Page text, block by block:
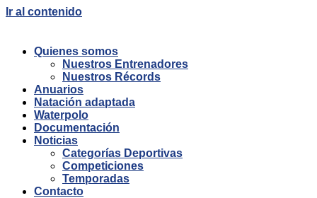
Ir al contenido
Quienes somos
Nuestros Entrenadores
Nuestros Récords
Anuarios
Natación adaptada
Waterpolo
Documentación
Noticias
Categorías Deportivas
Competiciones
Temporadas
Contacto